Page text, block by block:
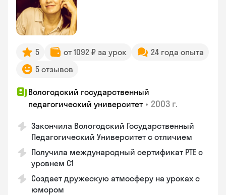
5 от 1092 ₽ за урок
24 года опыта
5 отзывов
Вологодский государственный
педагогический университет • 2003 г.
Закончила Вологодский Государственный
Педагогический Университет с отличием
Получила международный сертификат PTE с
уровнем C1
Создает дружескую атмосферу на уроках с
юмором